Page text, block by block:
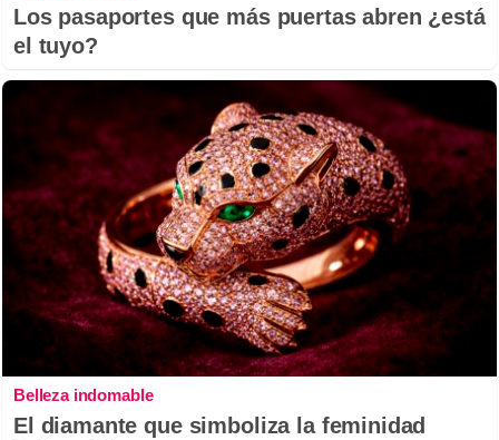
Los pasaportes que más puertas abren ¿está
el tuyo?
Belleza indomable
El diamante que simboliza la feminidad